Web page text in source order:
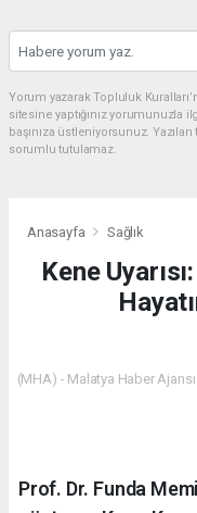
Yorum yazarak Topluluk
sitesine yaptığınız yorumunuzla
başınıza üstleniyorsunuz.
sorumlu tutulamaz.
Anasayfa Sağlık
Kene
(MHA) - Malatya Haber
Prof. Dr. Funda